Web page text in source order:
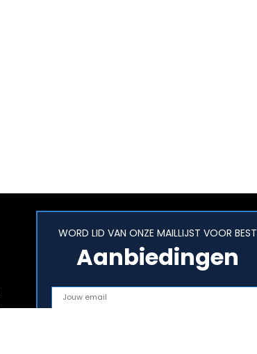
WORD LID VAN ONZE MAILLIJST VOOR BEST
Aanbiedingen